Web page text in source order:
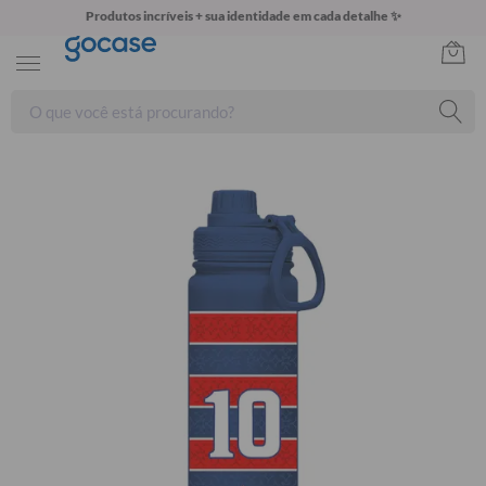
Produtos incríveis + sua identidade em cada detalhe ✨